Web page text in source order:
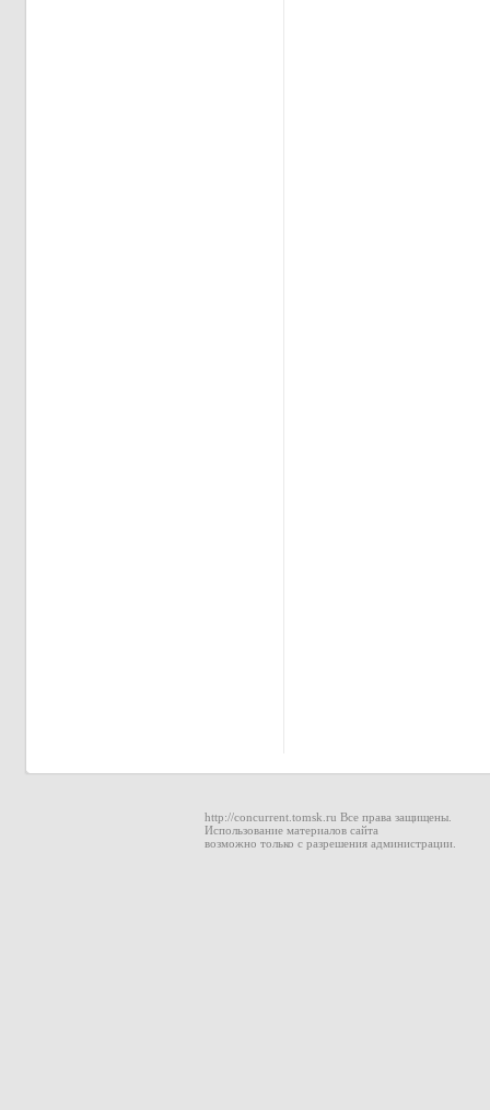
http://concurrent.tomsk.ru Все права защищены.
Использование материалов сайта
возможно только с разрешения администрации.